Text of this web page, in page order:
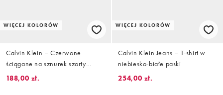
WIĘCEJ KOLORÓW
Calvin Klein – Czerwone
ściągane na sznurek szorty
kąpielowe z logo z boku
188,00 zł.
WIĘCEJ KOLORÓW
Calvin Klein Jeans – T-shirt w
niebiesko-białe paski
254,00 zł.